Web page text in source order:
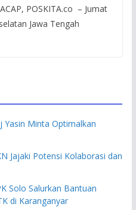
POSKITA.co – Jumat
Jawa Tengah
Yasin Minta Optimalkan
Jajaki Potensi Kolaborasi dan
Solo Salurkan Bantuan
di Karanganyar